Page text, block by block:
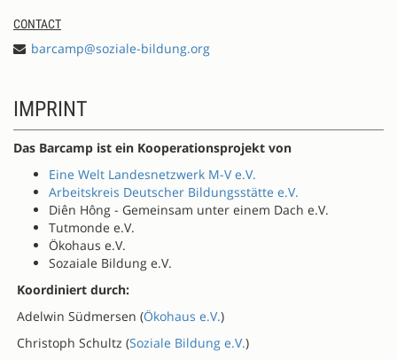
CONTACT
barcamp@soziale-bildung.org
IMPRINT
Das Barcamp ist ein Kooperationsprojekt von
Eine Welt Landesnetzwerk M-V e.V.
Arbeitskreis Deutscher Bildungsstätte e.V.
Diên Hông - Gemeinsam unter einem Dach e.V.
Tutmonde e.V.
Ökohaus e.V.
Sozaiale Bildung e.V.
Koordiniert durch:
Adelwin Südmersen (Ökohaus e.V.)
Christoph Schultz (Soziale Bildung e.V.)